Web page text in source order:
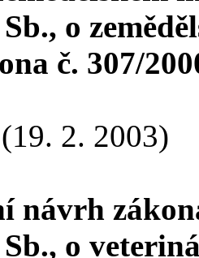
o
č. 307/
(19. 2. 2003)
návrh
Sb., o